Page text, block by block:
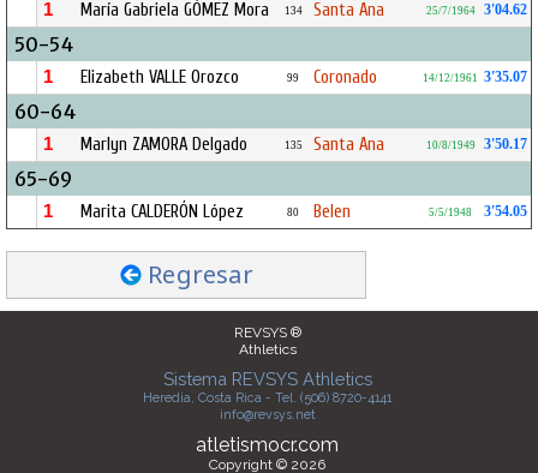
1 María Gabriela GÓMEZ Mora 134 Santa Ana 25/7/1964 3'04.62
50-54
1 Elizabeth VALLE Orozco 99 Coronado 14/12/1961 3'35.07
60-64
1 Marlyn ZAMORA Delgado 135 Santa Ana 10/8/1949 3'50.17
65-69
1 Marita CALDERÓN López 80 Belen 5/5/1948 3'54.05
Regresar
REVSYS ®
Athletics
Sistema REVSYS Athletics
Heredia, Costa Rica - Tel. (506) 8720-4141
info@revsys.net
atletismocr.com
Copyright © 2026